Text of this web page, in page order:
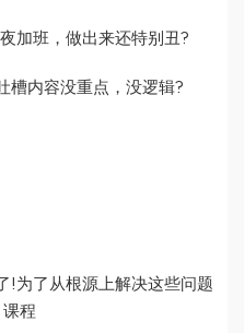
加班，做出来还特别丑?
槽内容没重点，没逻辑?
!为了从根源上解决这些问题
程